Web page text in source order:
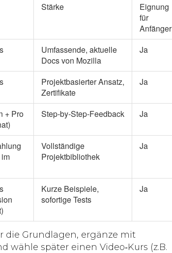
Stärke
Eignung
für
Anfänger
Umfassende, aktuelle
Docs von Mozilla
Ja
Projektbasierter Ansatz,
Zertifikate
Ja
+ Pro
Step‑by‑Step‑Feedback Ja
Vollständige
Projektbibliothek
Ja
Kurze Beispiele,
sofortige Tests
Ja
die Grundlagen, ergänze mit
wähle später einen Video‑Kurs (z.B.